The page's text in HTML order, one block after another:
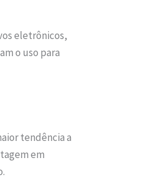
eletrônicos,
o uso para
tendência a
em